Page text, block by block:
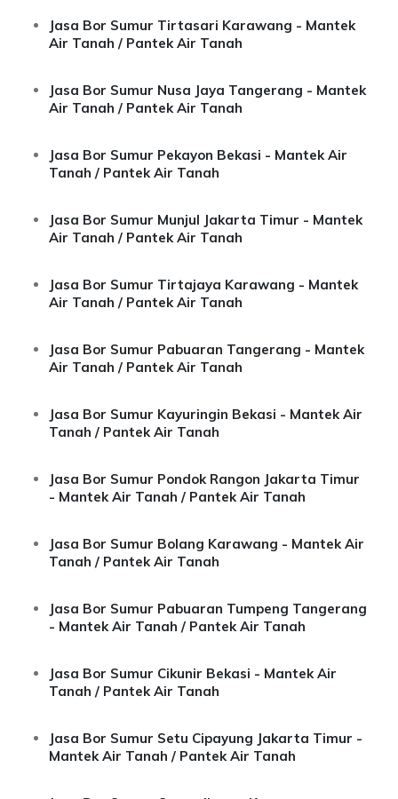
Jasa Bor Sumur Tirtasari Karawang - Mantek
Air Tanah / Pantek Air Tanah
Jasa Bor Sumur Nusa Jaya Tangerang - Mantek
Air Tanah / Pantek Air Tanah
Jasa Bor Sumur Pekayon Bekasi - Mantek Air
Tanah / Pantek Air Tanah
Jasa Bor Sumur Munjul Jakarta Timur - Mantek
Air Tanah / Pantek Air Tanah
Jasa Bor Sumur Tirtajaya Karawang - Mantek
Air Tanah / Pantek Air Tanah
Jasa Bor Sumur Pabuaran Tangerang - Mantek
Air Tanah / Pantek Air Tanah
Jasa Bor Sumur Kayuringin Bekasi - Mantek Air
Tanah / Pantek Air Tanah
Jasa Bor Sumur Pondok Rangon Jakarta Timur
- Mantek Air Tanah / Pantek Air Tanah
Jasa Bor Sumur Bolang Karawang - Mantek Air
Tanah / Pantek Air Tanah
Jasa Bor Sumur Pabuaran Tumpeng Tangerang
- Mantek Air Tanah / Pantek Air Tanah
Jasa Bor Sumur Cikunir Bekasi - Mantek Air
Tanah / Pantek Air Tanah
Jasa Bor Sumur Setu Cipayung Jakarta Timur -
Mantek Air Tanah / Pantek Air Tanah